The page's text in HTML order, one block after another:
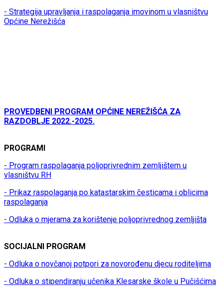
- Strategija upravljanja i raspolaganja imovinom u vlasništvu
Općine Nerežišća
PROVEDBENI PROGRAM OPĆINE NEREŽIŠĆA ZA
RAZDOBLJE 2022.-2025.
PROGRAMI
- Program raspolaganja poljoprivrednim zemljištem u
vlasništvu RH
- Prikaz raspolaganja po katastarskim česticama i oblicima
raspolaganja
- Odluka o mjerama za korištenje poljoprivrednog zemljišta
SOCIJALNI PROGRAM
- Odluka o novčanoj potpori za novorođenu djecu roditeljima
- Odluka o stipendiranju učenika Klesarske škole u Pučišćima